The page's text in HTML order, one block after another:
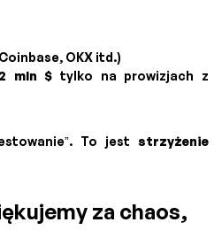
OKX itd.)
mln $ tylko na prowizjach z
To jest strzyżenie
za chaos,